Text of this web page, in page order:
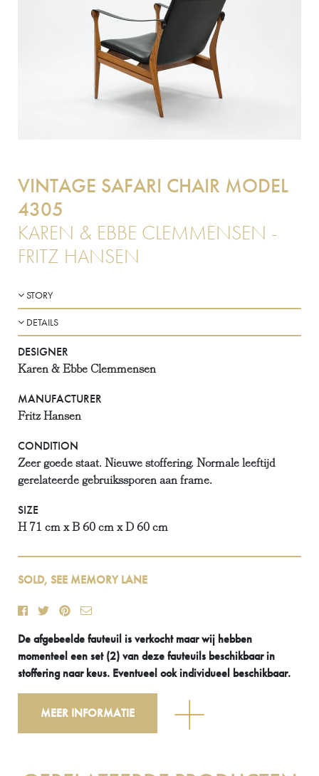
VINTAGE SAFARI CHAIR MODEL
4305
KAREN & EBBE CLEMMENSEN -
FRITZ HANSEN
STORY
DETAILS
DESIGNER
Karen & Ebbe Clemmensen
MANUFACTURER
Fritz Hansen
CONDITION
Zeer goede staat. Nieuwe stoffering. Normale leeftijd
gerelateerde gebruikssporen aan frame.
SIZE
H 71 cm x B 60 cm x D 60 cm
SOLD, SEE MEMORY LANE
De afgebeelde fauteuil is verkocht maar wij hebben
momenteel een set (2) van deze fauteuils beschikbaar in
stoffering naar keus. Eventueel ook individueel beschikbaar.
MEER INFORMATIE